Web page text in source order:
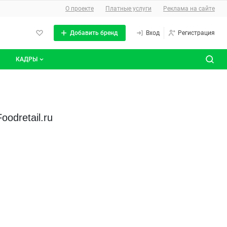
О сайте
О проекте Платные услуги Реклама на сайте
Добавить бренд Вход Регистрация
КАДРЫ